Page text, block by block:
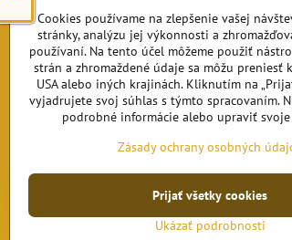
925 63 Dolná Streda
Telefón: +421 902 191 834
E-mail: fontany@petomar.sk
Objednávky
Stav objednávky
Cookies používame na zlepšenie vašej
stránky, analýzu jej výkonnosti a
používaní. Na tento účel môžeme použiť
strán a zhromaždené údaje sa môžu preniesť
USA alebo iných krajinách. Kliknutím na
vyjadrujete svoj súhlas s týmto spracovaním.
podrobné informácie alebo upraviť svoje
Zásady ochrany osobných
Ukázať podrobnosti
Prijať všetky cookies